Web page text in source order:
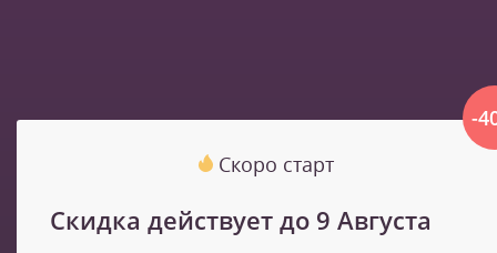
-
Скоро старт
Скидка действует до 9 Августа